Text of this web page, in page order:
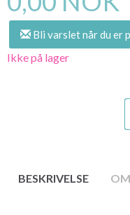
Bli varslet når du er
Ikke på lager
BESKRIVELSE